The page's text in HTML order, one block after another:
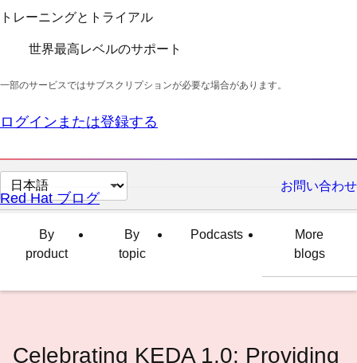
トレーニングとトライアル
世界最高レベルのサポート
一部のサービスではサブスクリプションが必要な場合があります。
ログインまたは登録する
ペ
ー
語
択
お問い合わせ
Red Hat ブログ
By
product
By
topic
Podcasts
More
blogs
Celebrating KEDA 1.0: Providing